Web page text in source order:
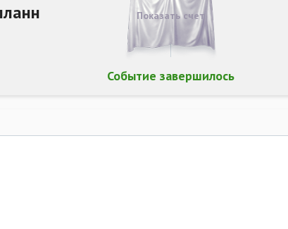
Событие завершилось
Показать счет